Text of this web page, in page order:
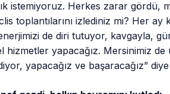
istemiyoruz. Herkes zarar gördü,
toplantılarını izlediniz mi? Her
de diri tutuyor, kavgayla,
hizmetler yapacağız. Mersinimiz
yapacağız ve başaracağız”